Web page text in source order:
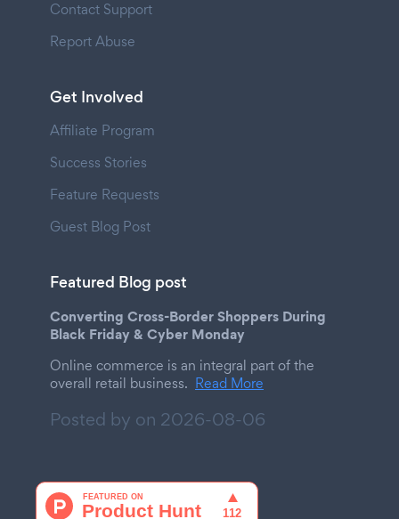
Contact Support
Report Abuse
Get Involved
Affiliate Program
Success Stories
Feature Requests
Guest Blog Post
Featured Blog post
Converting Cross-Border Shoppers During
Black Friday & Cyber Monday
Online commerce is an integral part of the
overall retail business. Read More
Posted by on 2026-08-06